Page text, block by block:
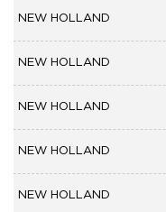
NEW HOLLAND
NEW HOLLAND
NEW HOLLAND
NEW HOLLAND
NEW HOLLAND